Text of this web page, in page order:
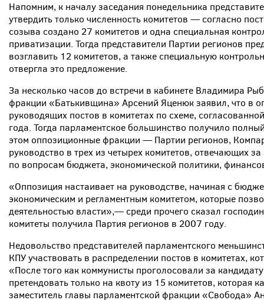
Напомним, к началу заседания понедельника
утвердить только численность комитетов — согласно
созыва создано 27 комитетов и одна специальная
приватизации. Тогда представители Партии регионов
возглавить 12 комитетов, а также специальную
отвергла это предложение.
За несколько часов до встречи в кабинете Владимира
фракции «Батькивщина» Арсений Яценюк заявил, что в
руководящих постов в комитетах по схеме,
года. Тогда парламентское большинство получило
этом оппозиционные фракции — Партии регионов,
руководство в трех из четырех комитетов, отвечающих
по вопросам бюджета, экономической политики,
«Оппозиция настаивает на руководстве, начиная с
экономическим и регламентным комитетом, которые
деятельностью власти»,— среди прочего сказал
комитеты получила Партия регионов в 2007 году.
Недовольство представителей парламентского
КПУ участвовать в распределении постов в комитетах,
«После того как коммунисты проголосовали за
претендовать только на квоту из 15 комитетов, которая
заместитель главы парламентской фракции «Свобода»